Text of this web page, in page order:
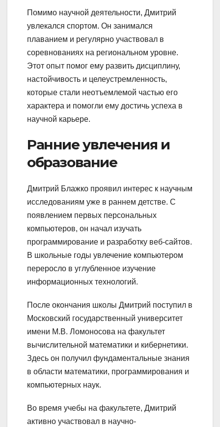
Помимо научной деятельности, Дмитрий
увлекался спортом. Он занимался
плаванием и регулярно участвовал в
соревнованиях на региональном уровне.
Этот опыт помог ему развить дисциплину,
настойчивость и целеустремленность,
которые стали неотъемлемой частью его
характера и помогли ему достичь успеха в
научной карьере.
Ранние увлечения и
образование
Дмитрий Блажко проявил интерес к научным
исследованиям уже в раннем детстве. С
появлением первых персональных
компьютеров, он начал изучать
программирование и разработку веб-сайтов.
В школьные годы увлечение компьютером
переросло в углубленное изучение
информационных технологий.
После окончания школы Дмитрий поступил в
Московский государственный университет
имени М.В. Ломоносова на факультет
вычислительной математики и кибернетики.
Здесь он получил фундаментальные знания
в области математики, программирования и
компьютерных наук.
Во время учебы на факультете, Дмитрий
активно участвовал в научно-